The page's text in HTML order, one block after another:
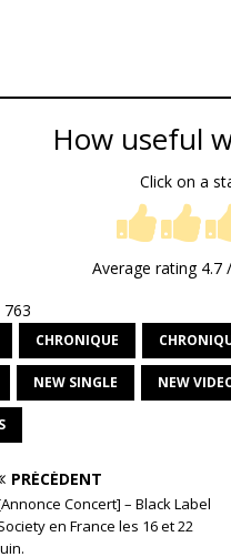
How useful
Click on a
Average rating 4.7
763
CHRONIQUE
NEW SINGLE NEW
PRÉCÉDENT
Concert] – Black Label
en France les 16 et 22